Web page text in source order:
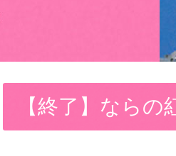
【終了】ならの